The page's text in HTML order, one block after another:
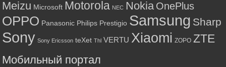
Meizu Microsoft Motorola NEC Nokia OnePlus
OPPO Panasonic Philips Prestigio Samsung Sharp
Sony Sony Ericsson teXet Thl VERTU Xiaomi ZOPO ZTE
Мобильный портал